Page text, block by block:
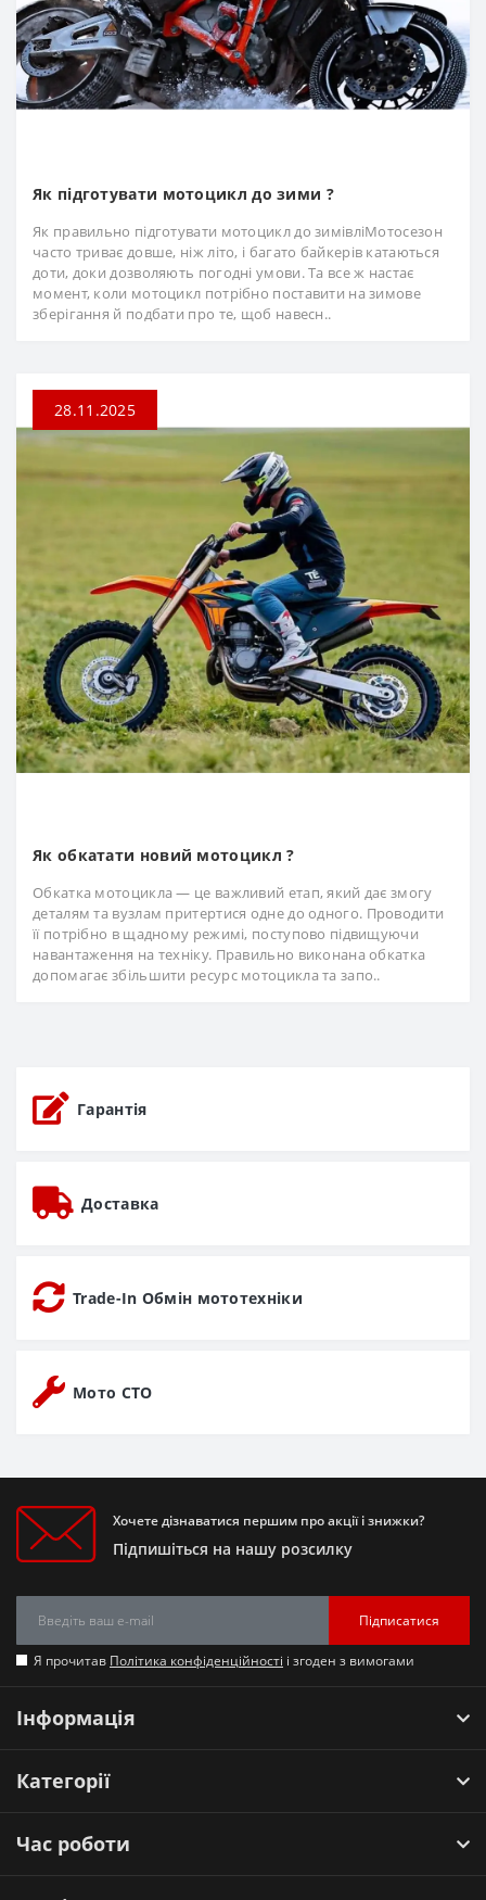
Як підготувати мотоцикл до зими ?
Як правильно підготувати мотоцикл до зимівліМотосезон
часто триває довше, ніж літо, і багато байкерів катаються
доти, доки дозволяють погодні умови. Та все ж настає
момент, коли мотоцикл потрібно поставити на зимове
зберігання й подбати про те, щоб навесн..
28.11.2025
Як обкатати новий мотоцикл ?
Обкатка мотоцикла — це важливий етап, який дає змогу
деталям та вузлам притертися одне до одного. Проводити
її потрібно в щадному режимі, поступово підвищуючи
навантаження на техніку. Правильно виконана обкатка
допомагає збільшити ресурс мотоцикла та запо..
Гарантія
Доставка
Trade-In Обмін мототехніки
Мото СТО
Хочете дізнаватися першим про акції і знижки?
Підпишіться на нашу розсилку
Підписатися
Я прочитав Політика конфіденційності і згоден з вимогами
Інформація
Категорії
Час роботи